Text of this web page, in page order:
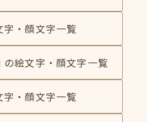
・顔文字一覧
絵文字・顔文字一覧
・顔文字一覧